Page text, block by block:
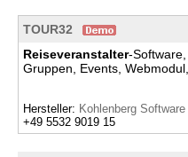
TOUR32
Reiseveranstalter-
Gruppen, Events,
Hersteller: Kohlenberg Software
+49 5532 9019 15